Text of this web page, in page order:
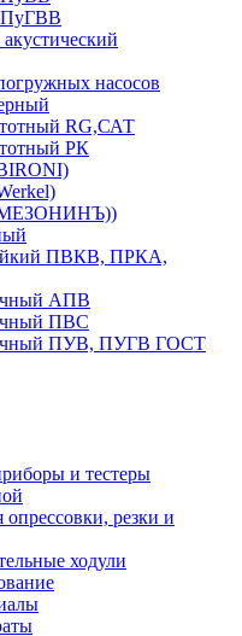
ПуГВВ
насосов
RG,САТ
РК
ПВКВ, ПРКА,
АПВ
ПВС
ПУВ, ПУГВ ГОСТ
и тестеры
резки и
ходули